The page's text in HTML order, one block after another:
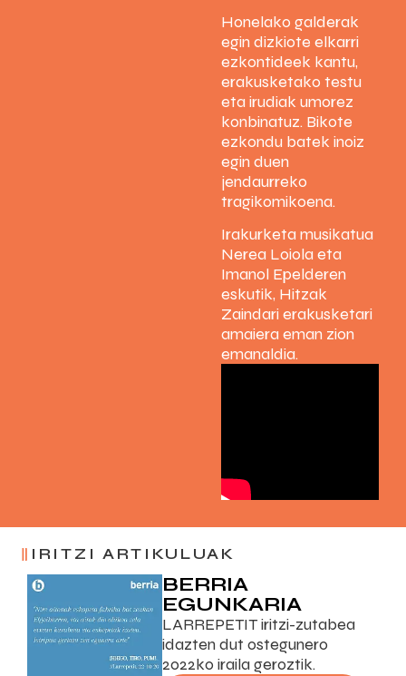
Honelako galderak
egin dizkiote elkarri
ezkontideek kantu,
erakusketako testu
eta irudiak umorez
konbinatuz. Bikote
ezkondu batek inoiz
egin duen
jendaurreko
tragikomikoena.
Irakurketa musikatua
Nerea Loiola eta
Imanol Epelderen
eskutik, Hitzak
Zaindari erakusketari
amaiera eman zion
emanaldia.
IRITZI ARTIKULUAK
BERRIA
EGUNKARIA
LARREPETIT iritzi-zutabea
idazten dut ostegunero
2022ko iraila geroztik.